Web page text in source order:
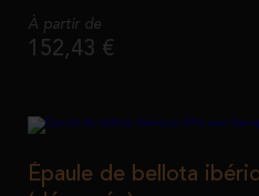
À partir de
152,43 €
Épaule de bellota